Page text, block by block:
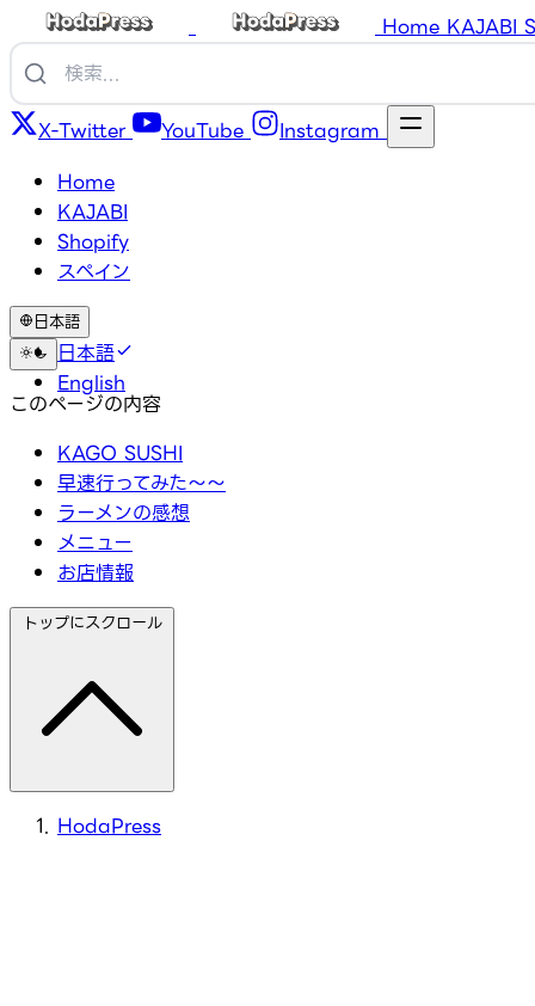
Home KAJABI
X-Twitter YouTube
Instagram
Home
KAJABI
Shopify
スペイン
日本語
日本語
English
このページの内容
KAGO SUSHI
早速行ってみた～～
ラーメンの感想
メニュー
お店情報
トップにスクロール
HodaPress